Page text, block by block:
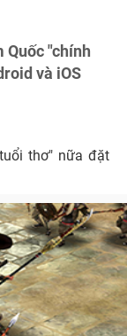
Quốc "chính
và iOS
thơ" nữa đặt